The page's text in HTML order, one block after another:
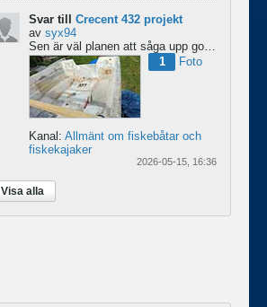
Svar till Crecent 432 projekt
av syx94
1
Foto
Kanal: Allmänt om fiskebåtar och
fiskekajaker
2026-05-15, 16:36
Visa alla